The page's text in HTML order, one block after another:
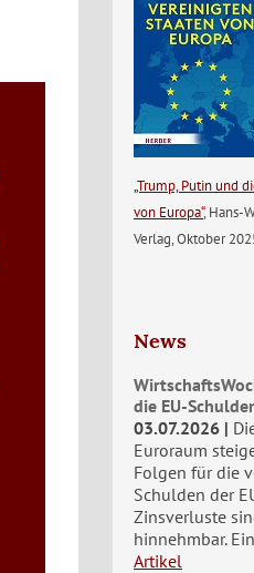
„Trump, Putin und
von Europa“, Hans-
Verlag, Oktober
News
die EU-
03.07.2026
Euroraum
Folgen für die
Schulden der
Zinsverluste
hinnehmbar.
Artikel